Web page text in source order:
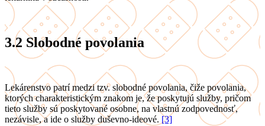
3.2 Slobodné povolania
Lekárenstvo patrí medzi tzv. slobodné povolania, čiže povolania,
ktorých charakteristickým znakom je, že poskytujú služby, pričom
tieto služby sú poskytované osobne, na vlastnú zodpovednosť,
nezávisle, a ide o služby duševno-ideové. [3]